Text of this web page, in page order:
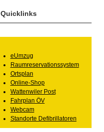
Quicklinks
eUmzug
Raumreservationssystem
Ortsplan
Online-Shop
Wattenwiler Post
Fahrplan ÖV
Webcam
Standorte Defibrillatoren